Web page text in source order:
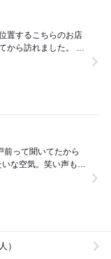
置するこちらのお店
な空気。笑い声もあ
）